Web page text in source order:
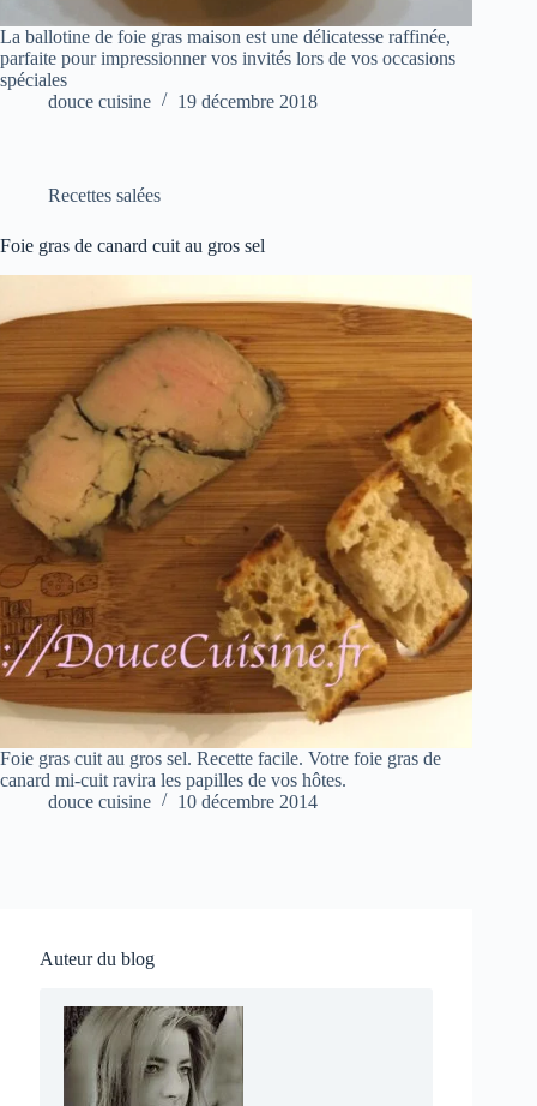
La ballotine de foie gras maison est une délicatesse raffinée,
parfaite pour impressionner vos invités lors de vos occasions
spéciales
douce cuisine
19 décembre 2018
Recettes salées
Foie gras de canard cuit au gros sel
Foie gras cuit au gros sel. Recette facile. Votre foie gras de
canard mi-cuit ravira les papilles de vos hôtes.
douce cuisine
10 décembre 2014
Auteur du blog